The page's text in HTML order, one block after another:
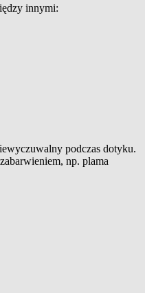
innymi:
podczas dotyku.
np. plama